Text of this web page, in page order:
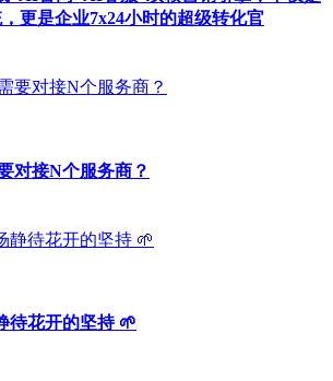
更是企业7x24小时的超级转化官
对接N个服务商？
待花开的坚持 🌱